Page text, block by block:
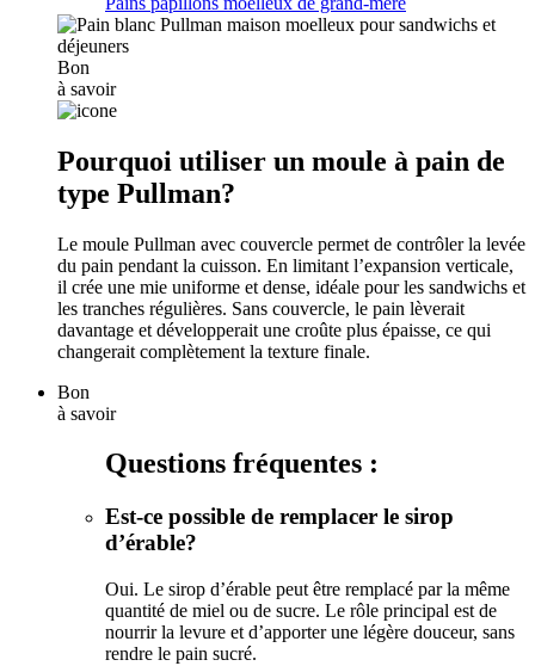
Bon
à savoir
Pourquoi utiliser un moule à pain de
type Pullman?
Le moule Pullman avec couvercle permet de contrôler la levée
du pain pendant la cuisson. En limitant l’expansion verticale,
il crée une mie uniforme et dense, idéale pour les sandwichs et
les tranches régulières. Sans couvercle, le pain lèverait
davantage et développerait une croûte plus épaisse, ce qui
changerait complètement la texture finale.
Bon
à savoir
Questions fréquentes :
Est-ce possible de remplacer le sirop
d’érable?
Oui. Le sirop d’érable peut être remplacé par la même
quantité de miel ou de sucre. Le rôle principal est de
nourrir la levure et d’apporter une légère douceur, sans
rendre le pain sucré.